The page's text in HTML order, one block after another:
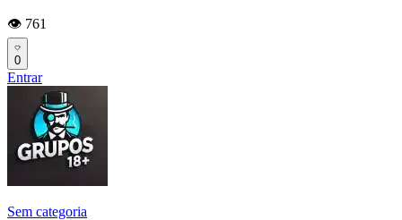
👁️ 761
0
Entrar
Sem categoria